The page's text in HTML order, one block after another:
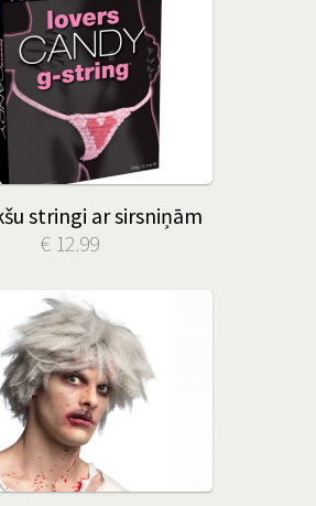
stringi ar sirsniņām
€ 12.99